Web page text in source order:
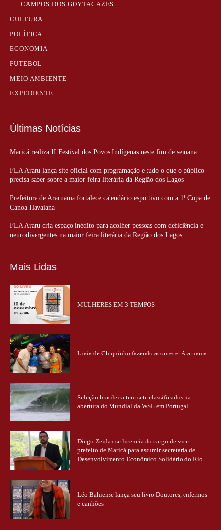
CAMPOS DOS GOYTACAZES
CULTURA
POLÍTICA
ECONOMIA
FUTEBOL
MEIO AMBIENTE
EXPEDIENTE
Últimas Notícias
Maricá realiza II Festival dos Povos Indígenas neste fim de semana
FLA Araru lança site oficial com programação e tudo o que o público
precisa saber sobre a maior feira literária da Região dos Lagos
Prefeitura de Araruama fortalece calendário esportivo com a 1ª Copa de
Canoa Havaiana
FLA Araru cria espaço inédito para acolher pessoas com deficiência e
neurodivergentes na maior feira literária da Região dos Lagos
Mais Lidas
MULHERES EM 3 TEMPOS
Livia de Chiquinho fazendo acontecer Araruama
Seleção brasileira tem sete classificados na
abertura do Mundial da WSL em Portugal
Diego Zeidan se licencia do cargo de vice-
prefeito de Maricá para assumir secretaria de
Desenvolvimento Econômico Solidário do Rio
Léo Bahiense lança seu livro Doutores, enfermos
e canhões